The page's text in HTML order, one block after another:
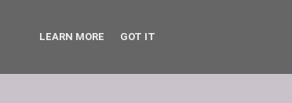
LEARN MORE GOT IT